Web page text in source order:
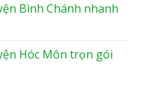
Bình Chánh nhanh
Hóc Môn trọn gói